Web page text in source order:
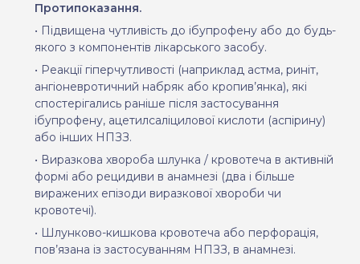
Протипоказання.
• Підвищена чутливість до ібупрофену або до будь-
якого з компонентів лікарського засобу.
• Реакції гіперчутливості (наприклад астма, риніт,
ангіоневротичний набряк або кропив’янка), які
спостерігались раніше після застосування
ібупрофену, ацетилсаліцилової кислоти (аспірину)
або інших НПЗЗ.
• Виразкова хвороба шлунка / кровотеча в активній
формі або рецидиви в анамнезі (два і більше
виражених епізоди виразкової хвороби чи
кровотечі).
• Шлунково-кишкова кровотеча або перфорація,
пов’язана із застосуванням НПЗЗ, в анамнезі.